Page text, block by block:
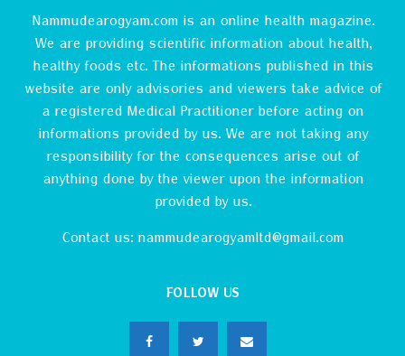
Nammudearogyam.com is an online health magazine.
We are providing scientific information about health,
healthy foods etc. The informations published in this
website are only advisories and viewers take advice of
a registered Medical Practitioner before acting on
informations provided by us. We are not taking any
responsibility for the consequences arise out of
anything done by the viewer upon the information
provided by us.
Contact us: nammudearogyamltd@gmail.com
FOLLOW US